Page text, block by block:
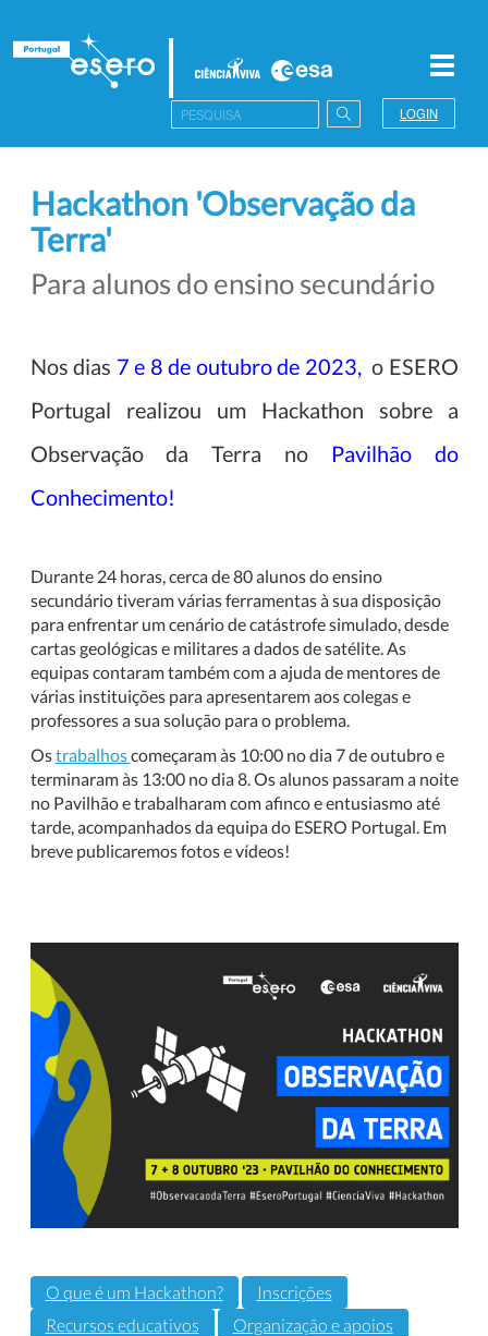
LOGIN
Hackathon 'Observação da
Terra'
Para alunos do ensino secundário
Nos dias 7 e 8 de outubro de 2023, o ESERO
Portugal realizou um Hackathon sobre a
Observação da Terra no Pavilhão do
Conhecimento!
Durante 24 horas, cerca de 80 alunos do ensino
secundário tiveram várias ferramentas à sua disposição
para enfrentar um cenário de catástrofe simulado, desde
cartas geológicas e militares a dados de satélite. As
equipas contaram também com a ajuda de mentores de
várias instituições para apresentarem aos colegas e
professores a sua solução para o problema.
Ostrabalhoscomeçaram às 10:00 no dia 7 de outubro e
terminaram às 13:00 no dia 8. Os alunos passaram a noite
no Pavilhão e trabalharam com afinco e entusiasmo até
tarde, acompanhados da equipa do ESERO Portugal. Em
breve publicaremos fotos e vídeos!
O que é um Hackathon?
Inscrições
Recursos educativos
Organização e apoios